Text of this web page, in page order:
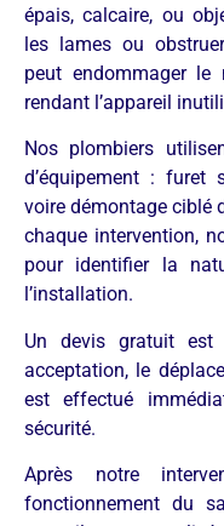
épais, calcaire, ou
les lames ou
peut endommager le
rendant l’appareil
Nos plombiers
d’équipement : furet
voire démontage ciblé
chaque intervention,
pour identifier la
l’installation.
Un devis gratuit est
acceptation, le
est effectué
sécurité.
Après notre
fonctionnement du